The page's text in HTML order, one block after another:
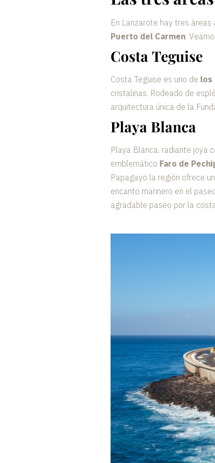
En Lanzarote hay tres
Puerto del Carmen.
Costa Teguise
Costa Teguise es uno de los
cristalinas. Rodeado de
arquitectura única de la
Playa Blanca
Playa Blanca, radiante joya
emblemático Faro de
Papagayo la región ofrece
encanto marinero en el
agradable paseo por la